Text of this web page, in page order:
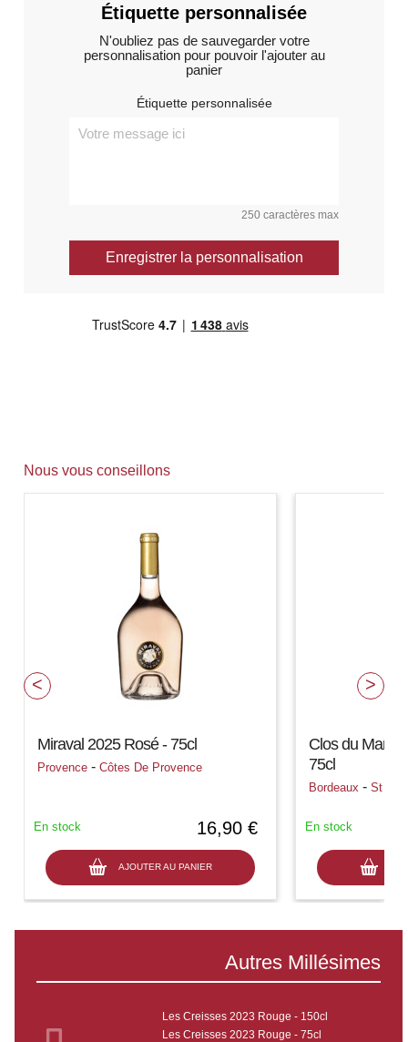
Étiquette personnalisée
N'oubliez pas de sauvegarder votre
personnalisation pour pouvoir l'ajouter au
panier
Étiquette personnalisée
250 caractères max
Enregistrer la personnalisation
Nous vous conseillons
Miraval 2025 Rosé - 75cl
Provence -Côtes De Provence
16,90 €
AJOUTER AU PANIER
En stock
Clos du
75cl
Bordeaux -St
En stock
Autres Millésimes
Les Creisses 2023 Rouge - 150cl
Les Creisses 2023 Rouge - 75cl